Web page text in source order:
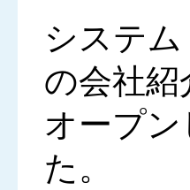
システ
の会社
オープン
た。